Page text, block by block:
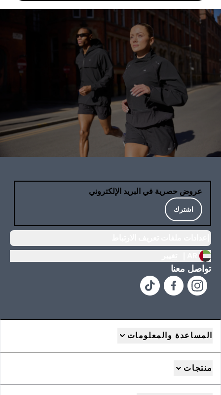
عروض حصرية في البريد الإلكتروني
اشترك
تواصل معنا
المساعدة والمعلومات
منتجات